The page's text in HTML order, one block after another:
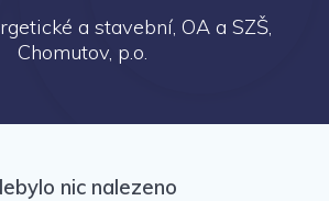
a stavební, OA a SZŠ,
Chomutov, p.o.
nic nalezeno